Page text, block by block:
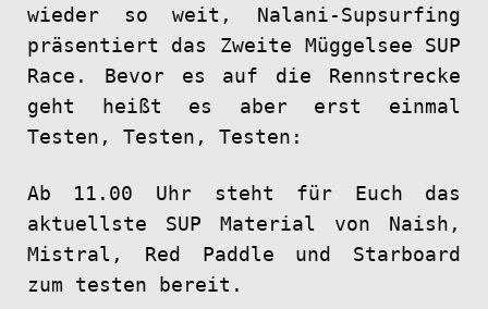
wieder so weit, Nalani-Supsurfing
präsentiert das Zweite Müggelsee SUP
Race. Bevor es auf die Rennstrecke
geht heißt es aber erst einmal
Testen, Testen, Testen:
Ab 11.00 Uhr steht für Euch das
aktuellste SUP Material von Naish,
Mistral, Red Paddle und Starboard
zum testen bereit.